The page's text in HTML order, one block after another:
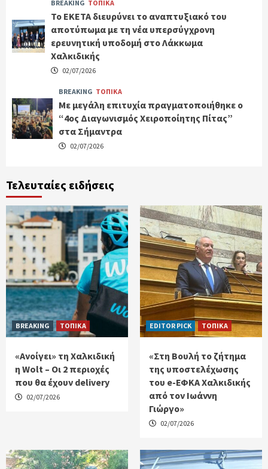
BREAKING ΤΟΠΙΚΑ
Το ΕΚΕΤΑ διευρύνει το αναπτυξιακό του
αποτύπωμα με τη νέα υπερσύγχρονη
ερευνητική υποδομή στο Λάκκωμα
Χαλκιδικής
02/07/2026
BREAKING ΤΟΠΙΚΑ
Με μεγάλη επιτυχία πραγματοποιήθηκε ο
“4ος Διαγωνισμός Χειροποίητης Πίτας”
στα Σήμαντρα
02/07/2026
Τελευταίες ειδήσεις
BREAKING ΤΟΠΙΚΑ
«Ανοίγει» τη Χαλκιδική
η Wolt – Οι 2 περιοχές
που θα έχουν delivery
02/07/2026
EDITOR PICK ΤΟΠΙΚΑ
«Στη Βουλή το ζήτημα
της υποστελέχωσης
του e-ΕΦΚΑ Χαλκιδικής
από τον Ιωάννη
Γιώργο»
02/07/2026